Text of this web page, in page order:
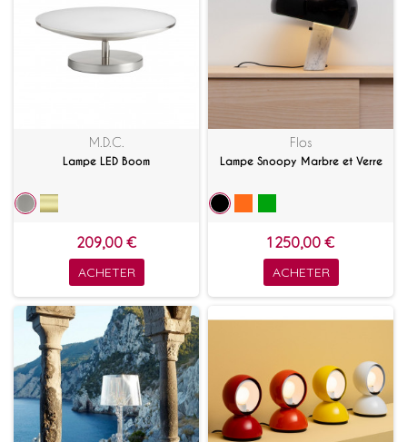
M.D.C.
Lampe LED Boom
209,00 €
ACHETER
Flos
Lampe Snoopy Marbre et Verre
1 250,00 €
ACHETER